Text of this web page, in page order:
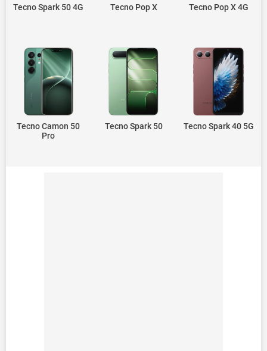
Tecno Pop X 4G
Tecno Pop X
Tecno Spark 50 4G
Tecno Spark 40 5G
Tecno Spark 50
Tecno Camon 50
Pro